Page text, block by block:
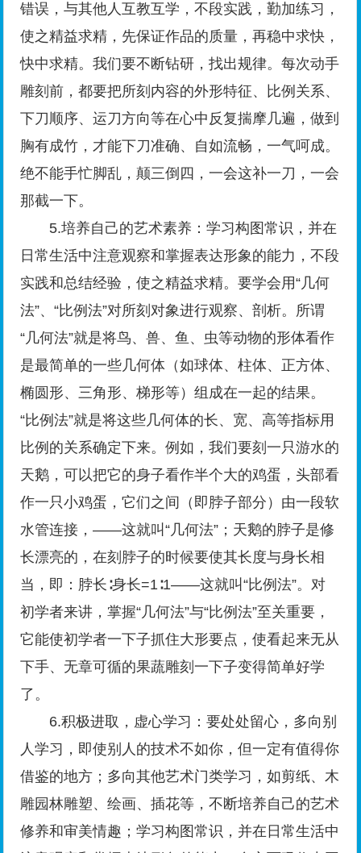
错误，与其他人互教互学，不段实践，勤加练习，
使之精益求精，先保证作品的质量，再稳中求快，
快中求精。我们要不断钻研，找出规律。每次动手
雕刻前，都要把所刻内容的外形特征、比例关系、
下刀顺序、运刀方向等在心中反复揣摩几遍，做到
胸有成竹，才能下刀准确、自如流畅，一气呵成。
绝不能手忙脚乱，颠三倒四，一会这补一刀，一会
那截一下。
5.培养自己的艺术素养：学习构图常识，并在
日常生活中注意观察和掌握表达形象的能力，不段
实践和总结经验，使之精益求精。要学会用“几何
法”、“比例法”对所刻对象进行观察、剖析。所谓
“几何法”就是将鸟、兽、鱼、虫等动物的形体看作
是最简单的一些几何体（如球体、柱体、正方体、
椭圆形、三角形、梯形等）组成在一起的结果。
“比例法”就是将这些几何体的长、宽、高等指标用
比例的关系确定下来。例如，我们要刻一只游水的
天鹅，可以把它的身子看作半个大的鸡蛋，头部看
作一只小鸡蛋，它们之间（即脖子部分）由一段软
水管连接，——这就叫“几何法”；天鹅的脖子是修
长漂亮的，在刻脖子的时候要使其长度与身长相
当，即：脖长∶身长=1∶1——这就叫“比例法”。对
初学者来讲，掌握“几何法”与“比例法”至关重要，
它能使初学者一下子抓住大形要点，使看起来无从
下手、无章可循的果蔬雕刻一下子变得简单好学
了。
6.积极进取，虚心学习：要处处留心，多向别
人学习，即使别人的技术不如你，但一定有值得你
借鉴的地方；多向其他艺术门类学习，如剪纸、木
雕园林雕塑、绘画、插花等，不断培养自己的艺术
修养和审美情趣；学习构图常识，并在日常生活中